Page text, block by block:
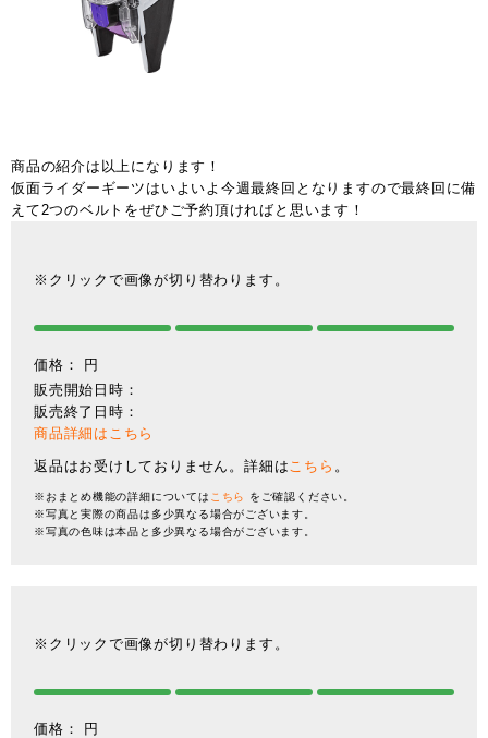
商品の紹介は以上になります！
仮面ライダーギーツはいよいよ今週最終回となりますので最終回に備
えて2つのベルトをぜひご予約頂ければと思います！
※クリックで画像が切り替わります。
価格： 円
販売開始日時：
販売終了日時：
商品詳細はこちら
返品はお受けしておりません。詳細は こちら 。
※おまとめ機能の詳細については こちら
をご確認ください。
※写真と実際の商品は多少異なる場合がございます。
※写真の色味は本品と多少異なる場合がございます。
※クリックで画像が切り替わります。
価格：
円